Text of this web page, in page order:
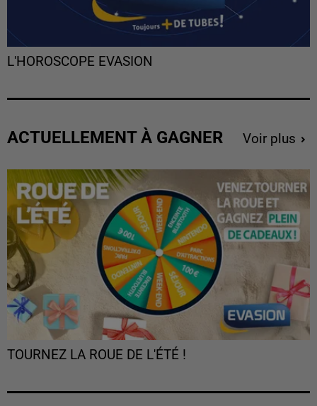
L'HOROSCOPE EVASION
ACTUELLEMENT À GAGNER Voir plus
TOURNEZ LA ROUE DE L'ÉTÉ !